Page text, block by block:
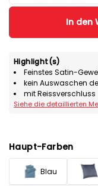
In den
Highlight(s)
Feinstes Satin-
kein Auswaschen
mit Reissverschluss
Siehe die detaillierten
Haupt-Farben
Blau